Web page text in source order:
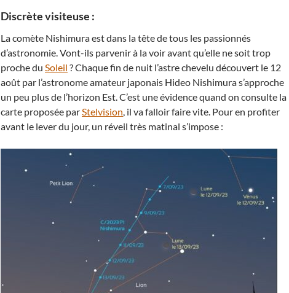
Discrète visiteuse :
La comète Nishimura est dans la tête de tous les passionnés
d’astronomie. Vont-ils parvenir à la voir avant qu’elle ne soit trop
proche du Soleil ? Chaque fin de nuit l’astre chevelu découvert le 12
août par l’astronome amateur japonais Hideo Nishimura s’approche
un peu plus de l’horizon Est. C’est une évidence quand on consulte la
carte proposée parStelvision, il va falloir faire vite. Pour en profiter
avant le lever du jour, un réveil très matinal s’impose :